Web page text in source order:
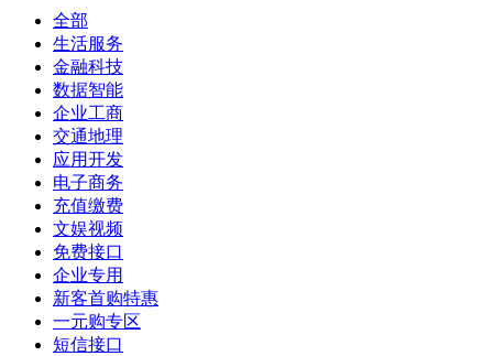
全部
生活服务
金融科技
数据智能
企业工商
交通地理
应用开发
电子商务
充值缴费
文娱视频
免费接口
企业专用
新客首购特惠
一元购专区
短信接口